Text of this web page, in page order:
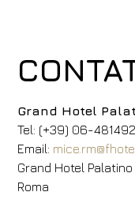
Grand Hotel
Tel: (+39) 06-
Email:
Grand Hotel
Roma